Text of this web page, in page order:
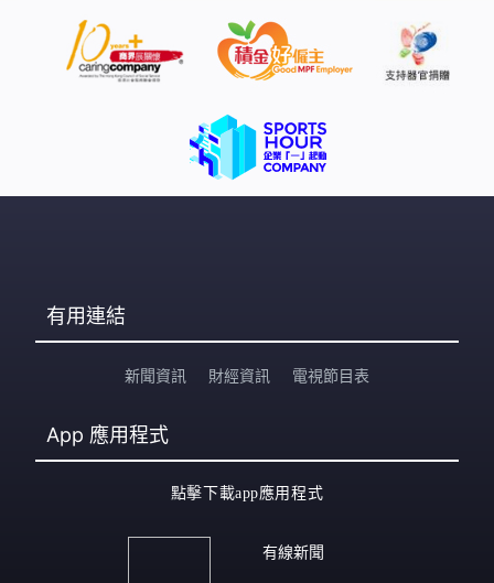
有用連結
新聞資訊 財經資訊 電視節目表
App 應用程式
點擊下載app應用程式
有線新聞